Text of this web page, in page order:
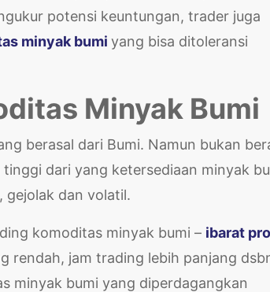
potensi keuntungan, trader juga
minyak bumi yang bisa ditoleransi
Minyak Bumi
berasal dari Bumi. Namun bukan
tinggi dari yang ketersediaan minyak
gejolak dan volatil.
komoditas minyak bumi – ibarat pro
rendah, jam trading lebih panjang
minyak bumi yang diperdagangkan